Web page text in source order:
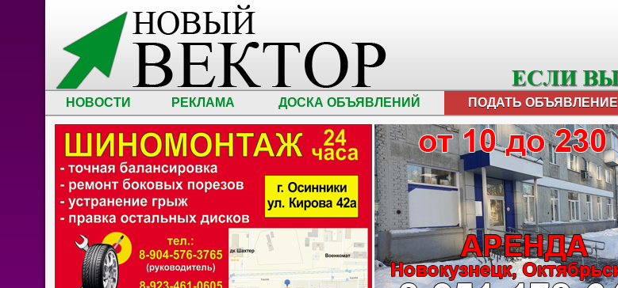
НОВОСТИ РЕКЛАМА ДОСКА ОБЪЯВЛЕНИЙ ПОДАТЬ ОБЪЯВЛЕНИЕ